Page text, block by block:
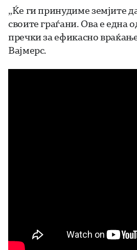
„Ќе ги принудиме земјите
своите граѓани. Ова е една
пречки за ефикасно
Вајмерс.